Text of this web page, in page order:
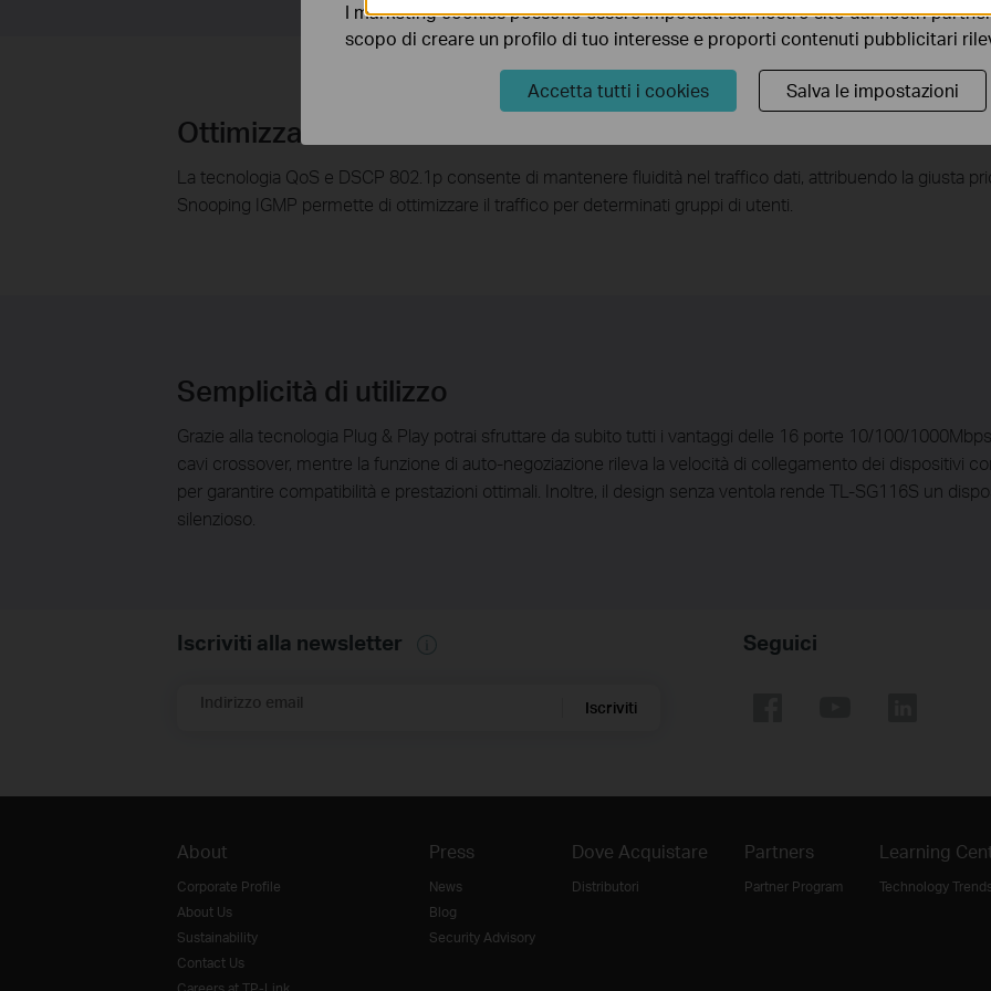
Ottimizzazione del traffico
La tecnologia QoS e DSCP 802.1p consente di mantenere fluidità nel traffico dati, attribuendo la giusta
Snooping IGMP permette di ottimizzare il traffico per determinati gruppi di utenti.
Semplicità di utilizzo
Grazie alla tecnologia Plug & Play potrai sfruttare da subito tutti i vantaggi delle 16 porte 10/100/
cavi crossover, mentre la funzione di auto-negoziazione rileva la velocità di collegamento dei dispositivi
per garantire compatibilità e prestazioni ottimali. Inoltre, il design senza ventola rende TL-SG116S un
silenzioso.
Iscriviti alla newsletter
Indirizzo email Iscriviti
Seguici
About
Corporate Profile
About Us
Sustainability
Contact Us
Press
News
Blog
Security Advisory
Dove Acquistare
Distributori
Partners
Partner Program
Learning
Technology
I marketing cookies possono essere impostati sul nostro sito dai nostri
scopo di creare un profilo di tuo interesse e proporti contenuti pubblicitari
Accetta tutti i cookies Salva le impostazioni